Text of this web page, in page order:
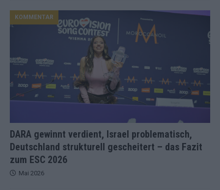
DARA gewinnt verdient, Israel problematisch,
Deutschland strukturell gescheitert – das Fazit
zum ESC 2026
KOMMENTAR
Mai 2026